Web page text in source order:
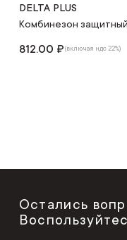
DELTA PLUS
Комбинезон защитный
812.00 ₽(включая ндс 22%)
Остались